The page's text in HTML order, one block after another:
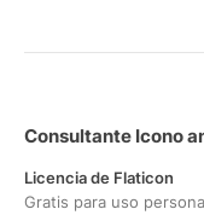
Consultante Icono
Licencia de Flaticon
Gratis para uso